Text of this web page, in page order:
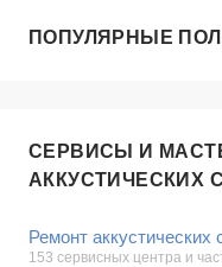
ПОПУЛЯРНЫЕ
СЕРВИСЫ И
АККУСТИЧЕСКИХ
Ремонт
153 сервисных центра и